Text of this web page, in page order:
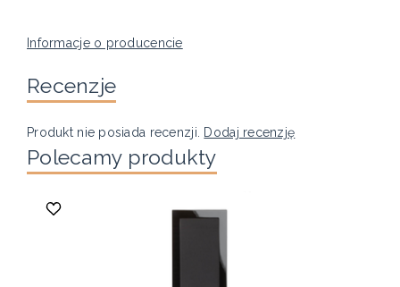
Informacje o producencie
Recenzje
Produkt nie posiada recenzji. Dodaj recenzję
Polecamy produkty